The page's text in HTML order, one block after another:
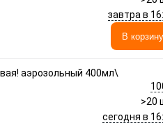
завтра в
В корзину
аэрозольный 400мл\
>20
сегодня в